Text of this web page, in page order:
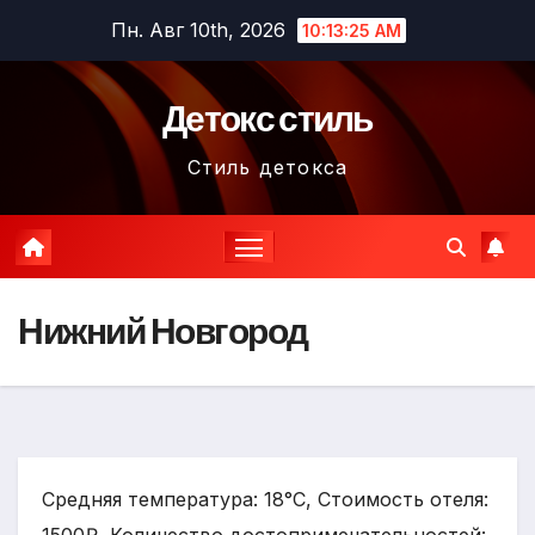
содержимому
Пн. Авг 10th, 2026 10:13:26 AM
Детокс стиль
Стиль детокса
Нижний Новгород
Средняя температура: 18°C, Стоимость отеля: